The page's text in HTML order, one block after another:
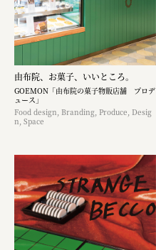
由布院、お菓子、いいところ。
GOEMON「由布院の菓子物販店舗 プロデ
ュース」
Food design, Branding, Produce, Desig
n, Space